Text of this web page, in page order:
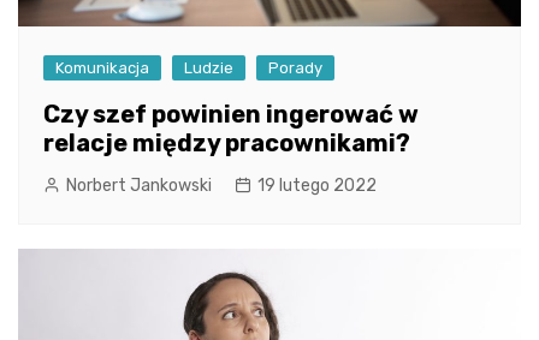
Komunikacja Ludzie Porady
Czy szef powinien ingerować w
relacje między pracownikami?
Norbert Jankowski 19 lutego 2022